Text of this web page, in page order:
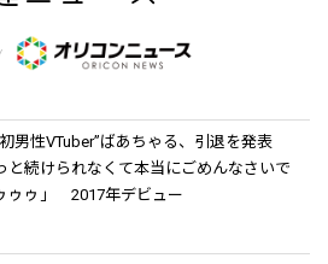
男性VTuber”ばあちゃる、引退を発表
と続けられなくて本当にごめんなさいで
ゥゥ」 2017年デビュー